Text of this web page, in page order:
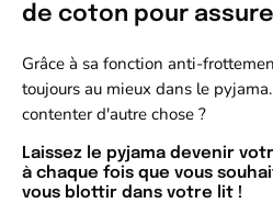
de coton pour
Grâce à sa fonction anti-
toujours au mieux dans le
contenter d'autre chose ?
Laissez le pyjama devenir
à chaque fois que vous
vous blottir dans votre lit !